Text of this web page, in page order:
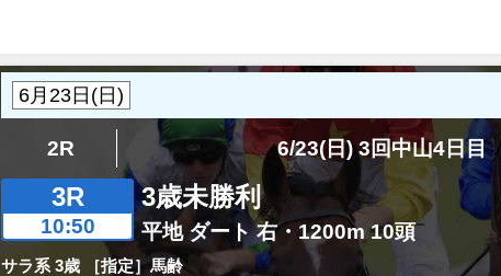
2R 6/23(日) 3回中山4日目
3R
10:50
3歳未勝利
平地 ダート 右・1200m 10頭
サラ系 3歳 ［指定］馬齢